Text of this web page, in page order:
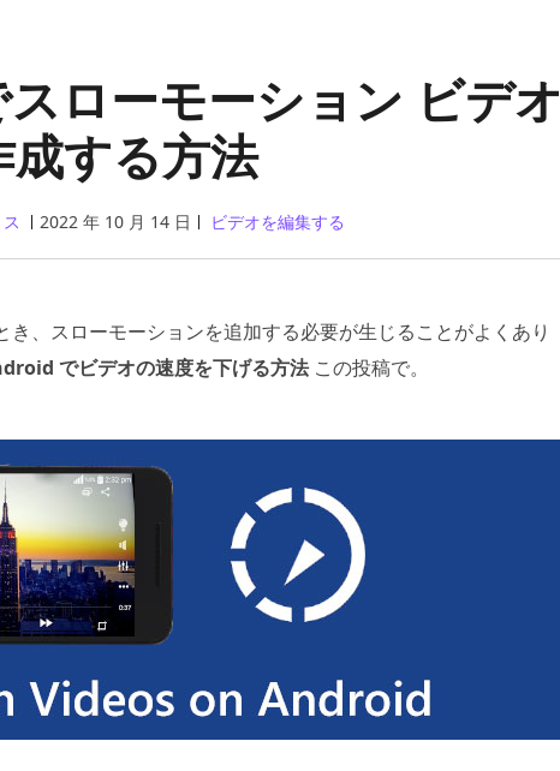
ローモーション ビデオ
成する方法
2022 年 10 月 14 日 ビデオを編集する
、スローモーションを追加する必要が生じることがよくあり
でビデオの速度を下げる方法この投稿で。